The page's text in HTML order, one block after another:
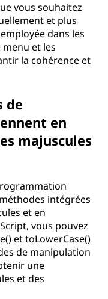
vous souhaitez
et plus
dans les
et les
la cohérence et
de
en
majuscules
intégrées
et en
vous pouvez
et toLowerCase()
de manipulation
une
et des